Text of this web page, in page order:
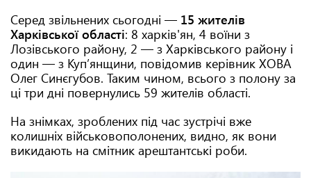
Серед звільнених сьогодні — 15 жителів
Харківської області: 8 харків'ян, 4 воїни з
Лозівського району, 2 — з Харківського району і
один — з Куп’янщини, повідомив керівник ХОВА
Олег Синєгубов. Таким чином, всього з полону за
ці три дні повернулись 59 жителів області.
На знімках, зроблених під час зустрічі вже
колишніх військовополонених, видно, як вони
викидають на смітник арештантські роби.